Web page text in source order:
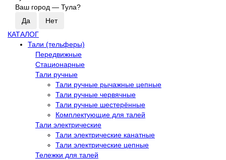
Ваш город — Тула?
КАТАЛОГ
Тали (тельферы)
Передвижные
Стационарные
Тали ручные
Тали ручные рычажные цепные
Тали ручные червячные
Тали ручные шестерённые
Комплектующие для талей
Тали электрические
Тали электрические канатные
Тали электрические цепные
Тележки для талей